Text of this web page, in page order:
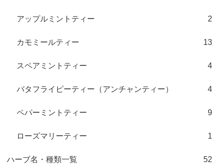
アップルミントティー 2
カモミールティー 13
スペアミントティー 4
バタフライピーティー（アンチャンティー） 4
ペパーミントティー 9
ローズマリーティー 1
ハーブ名・種類一覧 52